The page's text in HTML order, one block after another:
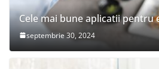
Cele mai bune aplicatii pentru
septembrie 30, 2024